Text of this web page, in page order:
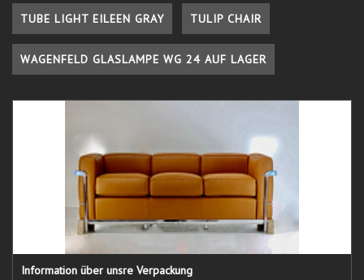
TUBE LIGHT EILEEN GRAY TULIP CHAIR
WAGENFELD GLASLAMPE WG 24 AUF LAGER
Information über unsre Verpackung